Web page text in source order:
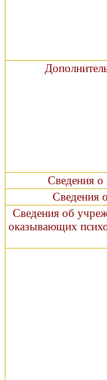
Сведения
Сведения
Сведения об
оказывающих